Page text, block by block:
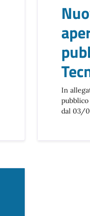
In
dal 03/